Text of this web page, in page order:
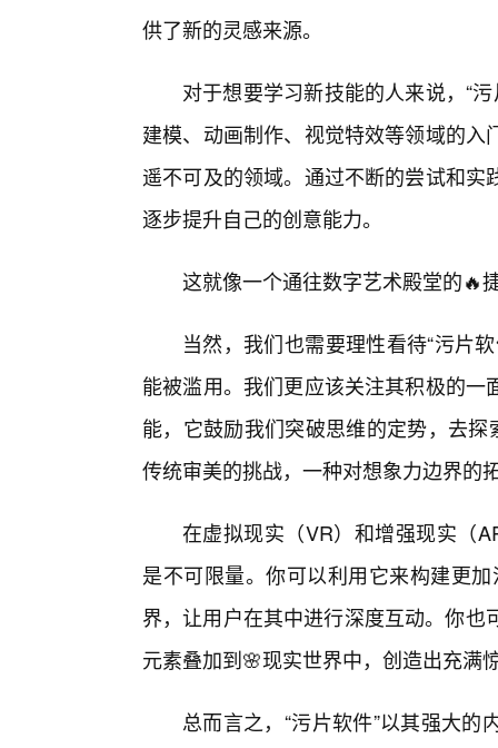
供了新的灵感来源。
对于想要学习新技能的人来说，“
建模、动画制作、视觉特效等领域的
遥不可及的领域。通过不断的尝试和
逐步提升自己的创意能力。
这就像一个通往数字艺术殿堂的🔥
当然，我们也需要理性看待“污片
能被滥用。我们更应该关注其积极的
能，它鼓励我们突破思维的定势，去
传统审美的挑战，一种对想象力边界的
在虚拟现实（VR）和增强现实（
是不可限量。你可以利用它来构建更
界，让用户在其中进行深度互动。你也
元素叠加到🌸现实世界中，创造出充满
总而言之，“污片软件”以其强大